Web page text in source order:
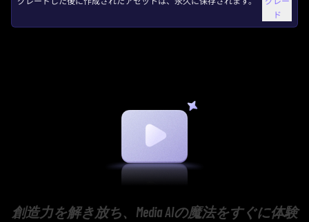
ド
創造力を解き放ち、Media AIの魔法をすぐに体験